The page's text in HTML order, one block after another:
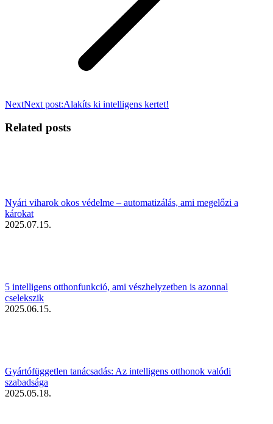
NextNext post:Alakíts ki intelligens kertet!
Related posts
Nyári viharok okos védelme – automatizálás, ami megelőzi a
károkat
2025.07.15.
5 intelligens otthonfunkció, ami vészhelyzetben is azonnal
cselekszik
2025.06.15.
Gyártófüggetlen tanácsadás: Az intelligens otthonok valódi
szabadsága
2025.05.18.